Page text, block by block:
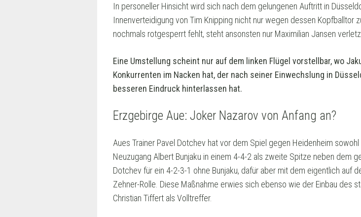
In personeller Hinsicht wird sich nach dem gelungenen Auftritt in
Innenverteidigung von Tim Knipping nicht nur wegen dessen Kopfballtor
nochmals rotgesperrt fehlt, steht ansonsten nur Maximilian Jansen
Eine Umstellung scheint nur auf dem linken Flügel vorstellbar, wo
Konkurrenten im Nacken hat, der nach seiner Einwechslung in
besseren Eindruck hinterlassen hat.
Erzgebirge Aue: Joker Nazarov von Anfang an?
Aues Trainer Pavel Dotchev hat vor dem Spiel gegen Heidenheim
Neuzugang Albert Bunjaku in einem 4-4-2 als zweite Spitze neben dem
Dotchev für ein 4-2-3-1 ohne Bunjaku, dafür aber mit dem eigentlich auf
Zehner-Rolle. Diese Maßnahme erwies sich ebenso wie der Einbau des
Christian Tiffert als Volltreffer.